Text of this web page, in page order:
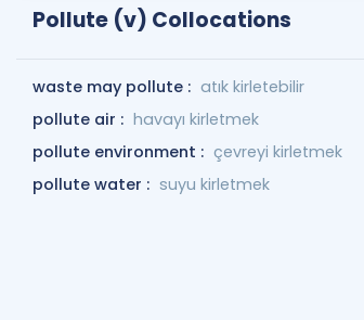
Pollute (v) Collocations
waste may pollute : atık kirletebilir
pollute air : havayı kirletmek
pollute environment : çevreyi kirletmek
pollute water : suyu kirletmek